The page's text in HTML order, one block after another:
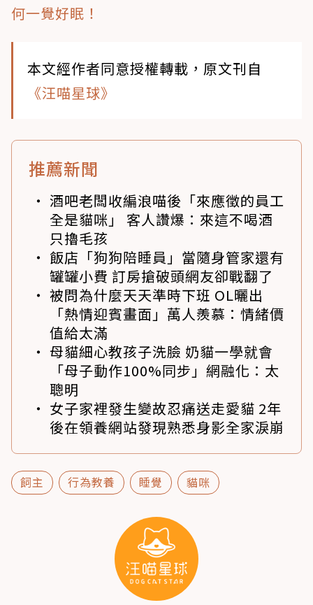
何一覺好眠！
本文經作者同意授權轉載，原文刊自
《汪喵星球》
推薦新聞
酒吧老闆收編浪喵後「來應徵的員工
全是貓咪」 客人讚爆：來這不喝酒
只擼毛孩
飯店「狗狗陪睡員」當隨身管家還有
罐罐小費 訂房搶破頭網友卻戰翻了
被問為什麼天天準時下班 OL曬出
「熱情迎賓畫面」萬人羨慕：情緒價
值給太滿
母貓細心教孩子洗臉 奶貓一學就會
「母子動作100%同步」網融化：太
聰明
女子家裡發生變故忍痛送走愛貓 2年
後在領養網站發現熟悉身影全家淚崩
飼主 行為教養 睡覺 貓咪